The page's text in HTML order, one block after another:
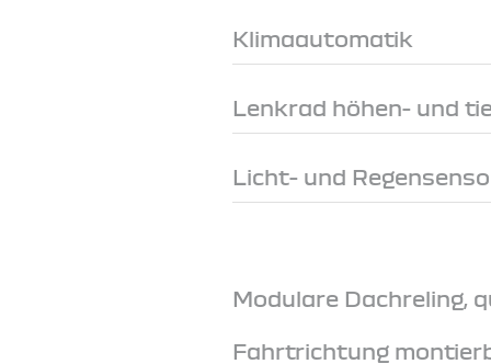
Klimaautomatik
Lenkrad höhen- und
Licht- und
Modulare Dachreling,
Fahrtrichtung